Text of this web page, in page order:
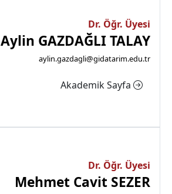
Dr. Öğr. Üyesi
Aylin GAZDAĞLI TALAY
aylin.gazdagli@gidatarim.edu.tr
Akademik Sayfa
Dr. Öğr. Üyesi
Mehmet Cavit SEZER